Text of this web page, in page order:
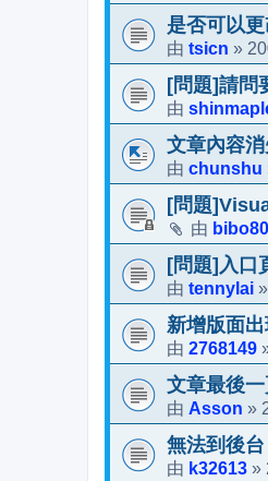
是否可以
由 tsicn »
[問題]請問
由
文章內容
由 chunshu
[問題
由
[問題]入口
由 tennylai »
新增版面
由 2768149
文章最後
由 Asson »
無法到後
由 k32613 »